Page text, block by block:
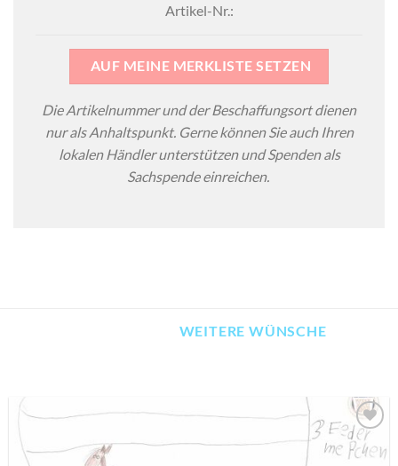
Artikel-Nr.:
AUF MEINE MERKLISTE SETZEN
Die Artikelnummer und der Beschaffungsort dienen
nur als Anhaltspunkt. Gerne können Sie auch Ihren
lokalen Händler unterstützen und Spenden als
Sachspende einreichen.
WEITERE WÜNSCHE
AUF MEINE
MERKLISTE